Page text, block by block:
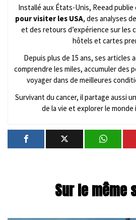
Installé aux États-Unis, Reead publie
pour visiter les USA, des analyses
et des retours d’expérience sur les
hôtels et cartes
Depuis plus de 15 ans, ses articles
comprendre les miles, accumuler des
voyager dans de meilleures
Survivant du cancer, il partage aussi
de la vie et explorer le
Sur le même